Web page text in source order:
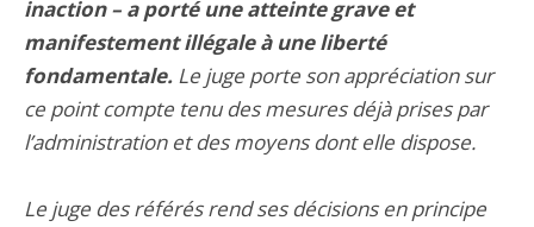
inaction – a porté une atteinte grave et
manifestement illégale à une liberté
fondamentale. Le juge porte son appréciation sur
ce point compte tenu des mesures déjà prises par
l’administration et des moyens dont elle dispose.
Le juge des référés rend ses décisions en principe